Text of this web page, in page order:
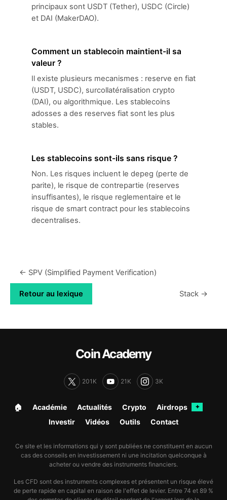
principaux sont USDT (Tether), USDC (Circle)
et DAI (MakerDAO).
Comment un stablecoin maintient-il sa
valeur ?
Il existe plusieurs mecanismes : reserve en fiat
(USDT, USDC), surcollatéralisation crypto
(DAI), ou algorithmique. Les stablecoins
adosses a des reserves fiat sont les plus
stables.
Les stablecoins sont-ils sans risque ?
Non. Les risques incluent le depeg (perte de
parite), le risque de contrepartie (reserves
insuffisantes), le risque reglementaire et le
risque de smart contract pour les stablecoins
decentralises.
← SPV (Simplified Payment Verification)
Retour au lexique Stack →
Coin Academy
201K 21K 3K
🏠︎ Académie Actualités Crypto Airdrops ✦
Investir Vidéos Outils Contact
Ce site et les informations qui y sont publiées ne constituent en aucun
cas des conseils en investissement ni une incitation quelconque à
acheter ou vendre des instruments financiers.
Les CFD sont des instruments complexes et présentent un risque élevé
de perte rapide en capital en raison de l'effet de levier. Entre 74 et 89 %